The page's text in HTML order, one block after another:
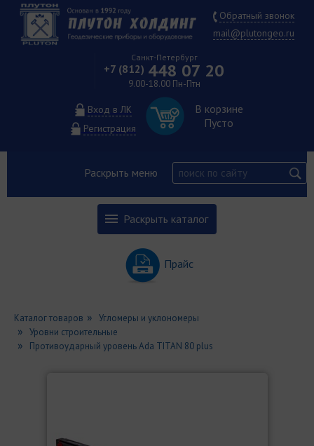
Обратный звонок
mail@plutongeo.ru
Санкт-Петербург
+7 (812) 448 07 20
9.00-18.00 Пн-Птн
Вход в ЛК
Регистрация
В корзине
Пусто
Раскрыть меню
Раскрыть каталог
Прайс
Каталог товаров
Угломеры и уклономеры
Уровни строительные
Противоударный уровень Ada TITAN 80 plus